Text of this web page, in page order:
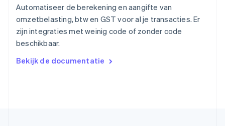
Automatiseer de berekening en aangifte van
omzetbelasting, btw en GST voor al je transacties. Er
zijn integraties met weinig code of zonder code
beschikbaar.
Bekijk de documentatie
ไทยEnglish
Tsjechië
Vasteland van China
简体中文English
English